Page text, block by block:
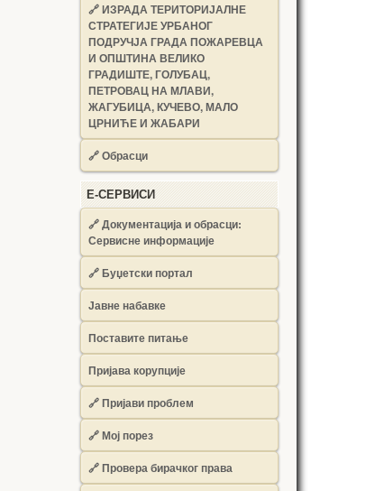
🔗ИЗРАДА ТЕРИТОРИЈАЛНЕ
СТРАТЕГИЈЕ УРБАНОГ
ПОДРУЧЈА ГРАДА ПОЖАРЕВЦА
И ОПШТИНА ВЕЛИКО
ГРАДИШТЕ, ГОЛУБАЦ,
ПЕТРОВАЦ НА МЛАВИ,
ЖАГУБИЦА, КУЧЕВО, МАЛО
ЦРНИЋЕ И ЖАБАРИ
🔗Обрасци
Е-СЕРВИСИ
🔗 Документација и обрасци:
Сервисне информације
🔗 Буџетски портал
Јавне набавке
Поставите питање
Пријава корупције
🔗 Пријави проблем
🔗 Мој порез
🔗 Провера бирачког права